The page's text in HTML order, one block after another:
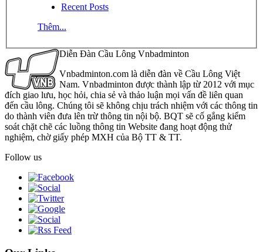
Recent Posts
Thêm...
Diễn Đàn Cầu Lông Vnbadminton
Vnbadminton.com là diễn đàn về Cầu Lông Việt
Nam. Vnbadminton được thành lập từ 2012 với mục
đích giao lưu, học hỏi, chia sẻ và thảo luận mọi vấn đề liên quan
đến cầu lông. Chúng tôi sẽ không chịu trách nhiệm với các thông tin
do thành viên đưa lên trừ thông tin nội bộ. BQT sẽ cố gắng kiểm
soát chặt chẽ các luồng thông tin Website đang hoạt động thử
nghiệm, chờ giấy phép MXH của Bộ TT & TT.
Follow us